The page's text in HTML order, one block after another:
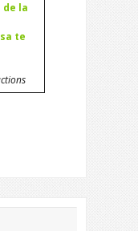
de la
te